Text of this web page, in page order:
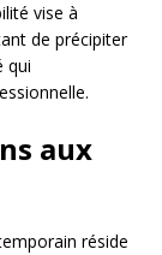
vise à
de précipiter
qui
aux
réside